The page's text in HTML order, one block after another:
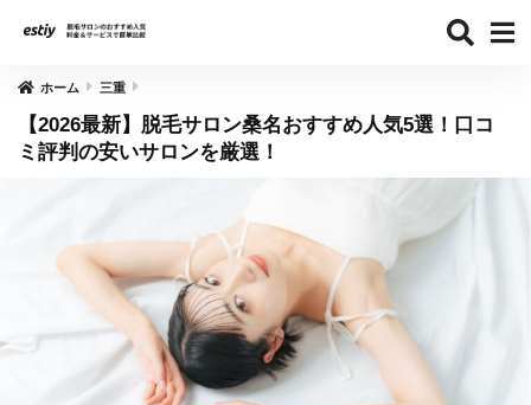
ホーム 三重
【2026最新】脱毛サロン桑名おすすめ人気5選！口コ
ミ評判の安いサロンを厳選！